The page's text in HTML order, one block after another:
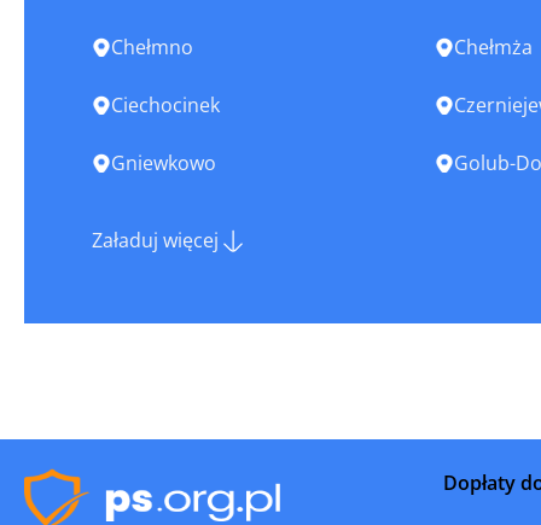
Chełmno Chełmża
Ciechocinek
Gniewkowo Golub-
Lubraniec
Załaduj więcej
Dopłaty